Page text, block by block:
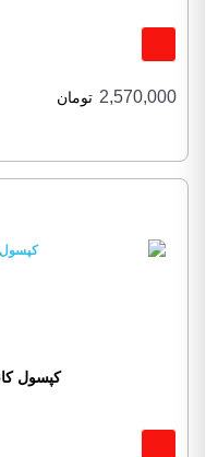
2,570,000 تومان
کپسول